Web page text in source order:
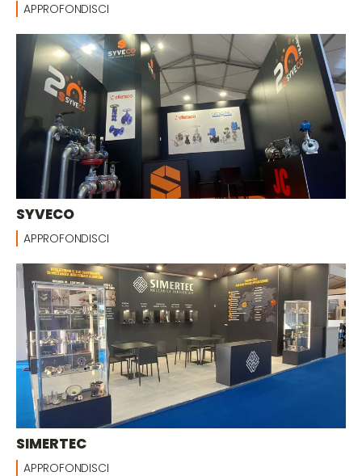
APPROFONDISCI
SYVECO
APPROFONDISCI
SIMERTEC
APPROFONDISCI